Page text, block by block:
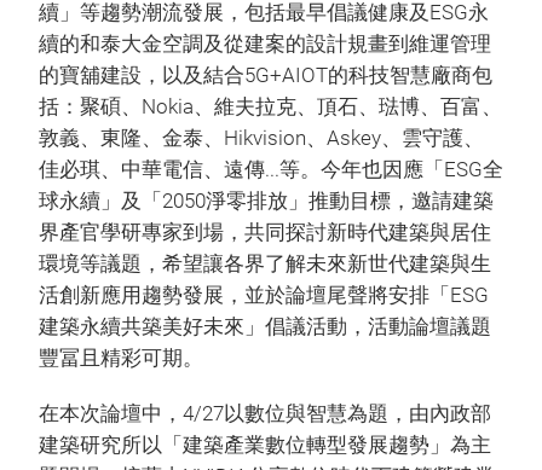
續」等趨勢潮流發展，包括最早倡議健康及ESG永
續的和泰大金空調及從建案的設計規畫到維運管理
的寶舖建設，以及結合5G+AIOT的科技智慧廠商包
括：聚碩、Nokia、維夫拉克、頂石、琺博、百富、
敦義、東隆、金泰、Hikvision、Askey、雲守護、
佳必琪、中華電信、遠傳...等。今年也因應「ESG全
球永續」及「2050淨零排放」推動目標，邀請建築
界產官學研專家到場，共同探討新時代建築與居住
環境等議題，希望讓各界了解未來新世代建築與生
活創新應用趨勢發展，並於論壇尾聲將安排「ESG
建築永續共築美好未來」倡議活動，活動論壇議題
豐冨且精彩可期。
在本次論壇中，4/27以數位與智慧為題，由內政部
建築研究所以「建築產業數位轉型發展趨勢」為主